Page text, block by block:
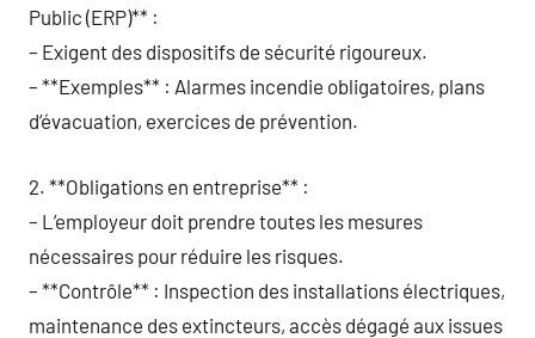
Public (ERP)** :
– Exigent des dispositifs de sécurité rigoureux.
– **Exemples** : Alarmes incendie obligatoires, plans
d’évacuation, exercices de prévention.
2. **Obligations en entreprise** :
– L’employeur doit prendre toutes les mesures
nécessaires pour réduire les risques.
– **Contrôle** : Inspection des installations électriques,
maintenance des extincteurs, accès dégagé aux issues